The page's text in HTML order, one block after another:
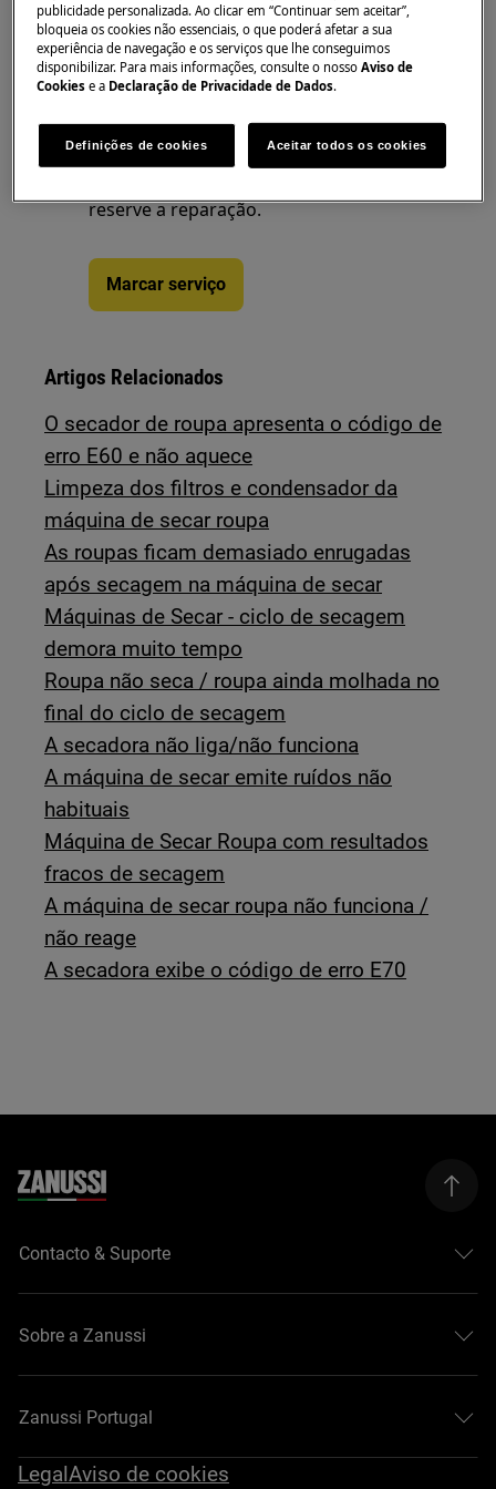
Não se preocupe. Aceda à nossa
reserve a reparação.
Marcar serviço
Artigos Relacionados
O secador de roupa apresenta o código de
erro E60 e não aquece
Limpeza dos filtros e condensador da
máquina de secar roupa
As roupas ficam demasiado enrugadas
após secagem na máquina de secar
Máquinas de Secar - ciclo de secagem
demora muito tempo
Roupa não seca / roupa ainda molhada no
final do ciclo de secagem
A secadora não liga/não funciona
A máquina de secar emite ruídos não
habituais
Máquina de Secar Roupa com resultados
fracos de secagem
A máquina de secar roupa não funciona /
não reage
A secadora exibe o código de erro E70
Contacto & Suporte
Sobre a Zanussi
Zanussi Portugal
LegalAviso de cookies
publicidade personalizada. Ao clicar em “Continuar sem aceitar”,
bloqueia os cookies não essenciais, o que poderá afetar a sua
experiência de navegação e os serviços que lhe conseguimos
disponibilizar. Para mais informações, consulte o nossoAviso de
Cookies e a Declaração de Privacidade de Dados.
Definições de cookies Aceitar todos os cookies